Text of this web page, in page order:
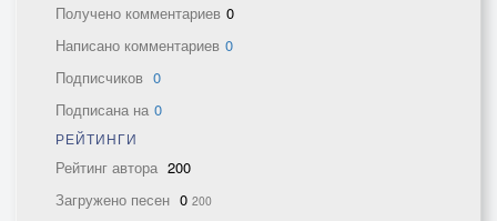
Получено комментариев 0
Написано комментариев 0
Подписчиков 0
Подписана на 0
РЕЙТИНГИ
Рейтинг автора 200
Загружено песен 0 200